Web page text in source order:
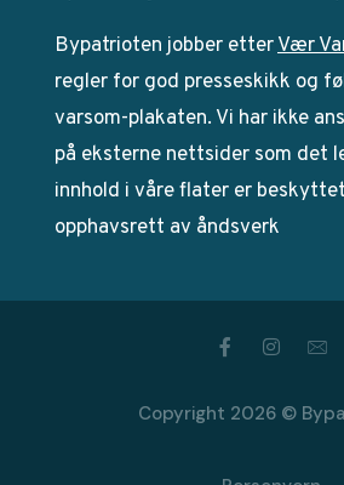
Bypatrioten jobber etterVær
regler for god presseskikk og
varsom-plakaten. Vi har ikke
på eksterne nettsider som det
innhold i våre flater er
opphavsrett av åndsverk
Copyright 2026 ©